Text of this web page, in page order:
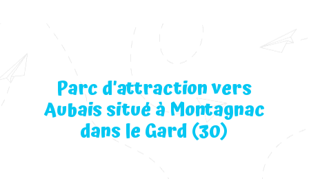
Parc d’attraction vers
Aubais situé à Montagnac
dans le Gard (30)